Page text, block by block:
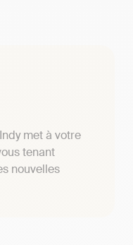
met à votre
tenant
nouvelles